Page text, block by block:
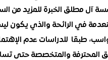
آل مطلق الخبرة للمزيد من
في الرائحة والذي يكون
طبقا للدراسات عدم
المحترفة والمتخصصة حتى